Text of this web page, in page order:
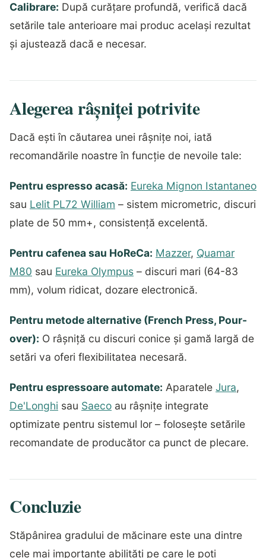
Calibrare: După curățare profundă, verifică dacă
setările tale anterioare mai produc același rezultat
și ajustează dacă e necesar.
Alegerea râșniței potrivite
Dacă ești în căutarea unei râșnițe noi, iată
recomandările noastre în funcție de nevoile tale:
Pentru espresso acasă: Eureka Mignon Istantaneo
sau Lelit PL72 William – sistem micrometric, discuri
plate de 50 mm+, consistență excelentă.
Pentru cafenea sau HoReCa: Mazzer, Quamar
M80 sau Eureka Olympus – discuri mari (64-83
mm), volum ridicat, dozare electronică.
Pentru metode alternative (French Press, Pour-
over): O râșniță cu discuri conice și gamă largă de
setări va oferi flexibilitatea necesară.
Pentru espressoare automate: Aparatele Jura,
De'Longhi sau Saeco au râșnițe integrate
optimizate pentru sistemul lor – folosește setările
recomandate de producător ca punct de plecare.
Concluzie
Stăpânirea gradului de măcinare este una dintre
cele mai importante abilități pe care le poți